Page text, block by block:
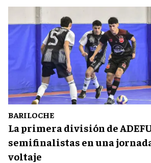
BARILOCHE
La primera división de
semifinalistas en una
voltaje